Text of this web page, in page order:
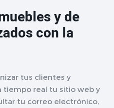
y de
con la
tus clientes y
tiempo real tu sitio web y
tu correo electrónico,